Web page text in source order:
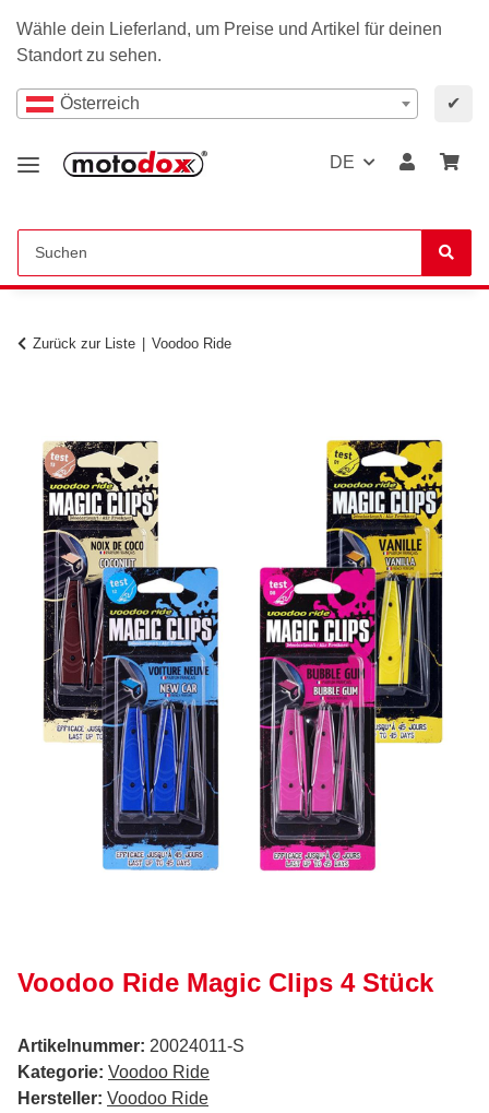
Wähle dein Lieferland, um Preise und Artikel für deinen
Standort zu sehen.
Österreich ✔
DE
Zurück zur Liste Voodoo Ride
Voodoo Ride Magic Clips 4 Stück
Artikelnummer: 20024011-S
Kategorie: Voodoo Ride
Hersteller: Voodoo Ride